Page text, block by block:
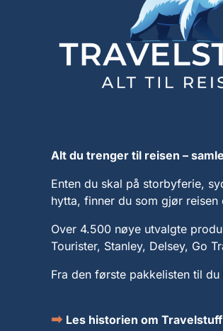
Alt du trenger til reisen –
Enten du skal på storbyferie,
hytta, finner du som gjør
Over 4.500 nøye utvalgte
Tourister, Stanley, Delsey, Go
Fra den første pakkelisten til
➡ Les historien om Travelstuff